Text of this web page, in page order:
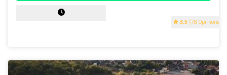
3.5 (78 Opinions)